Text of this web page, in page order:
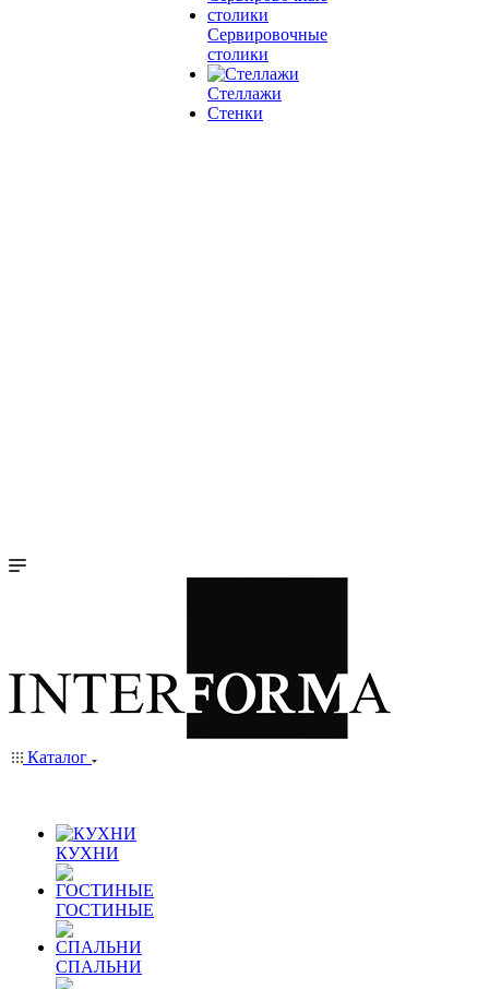
Сервировочные
столики
Стеллажи
Стенки
Каталог
КУХНИ
ГОСТИНЫЕ
СПАЛЬНИ